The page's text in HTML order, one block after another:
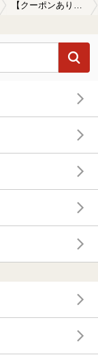
【クーポンあり】食事が楽しめる上野原駅近くの温泉、日帰り温泉、スーパー銭湯おすすめ